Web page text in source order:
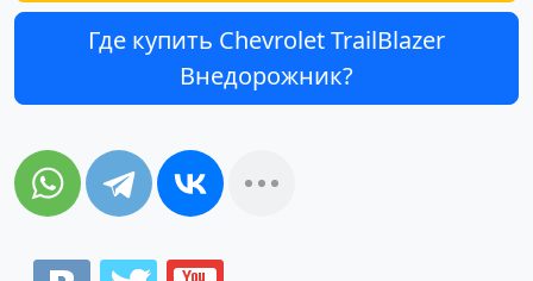
Где купить Chevrolet TrailBlazer
Внедорожник?